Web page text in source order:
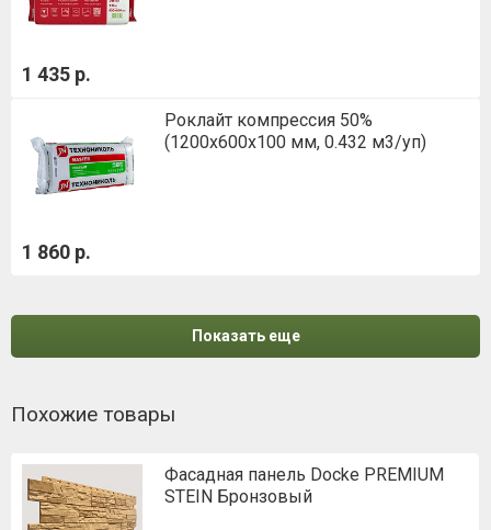
1 435 р.
Роклайт компрессия 50%
(1200х600х100 мм, 0.432 м3/уп)
1 860 р.
Показать еще
Похожие товары
Фасадная панель Docke PREMIUM
STEIN Бронзовый